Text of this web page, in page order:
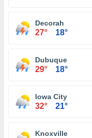
Decorah
27° 18°
Dubuque
29° 18°
Iowa City
32° 21°
Knoxville